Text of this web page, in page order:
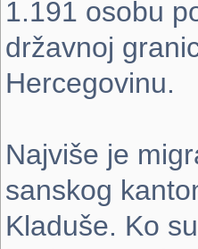
1.191 osobu
državnoj
Hercegovinu.
Najviše je
sanskog
Kladuše. Ko